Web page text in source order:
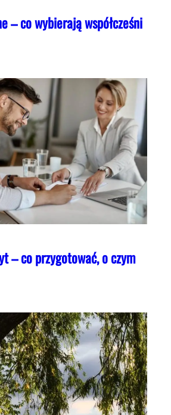
– co wybierają współcześni
– co przygotować, o czym